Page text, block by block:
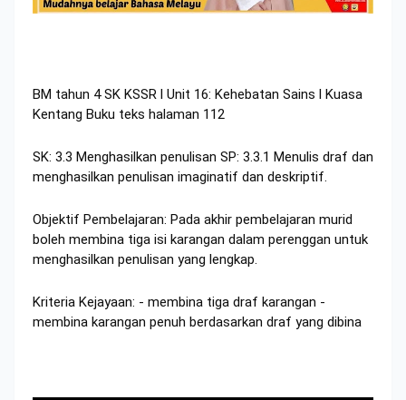
BM tahun 4 SK KSSR l Unit 16: Kehebatan Sains l Kuasa
Kentang Buku teks halaman 112
SK: 3.3 Menghasilkan penulisan SP: 3.3.1 Menulis draf dan
menghasilkan penulisan imaginatif dan deskriptif.
Objektif Pembelajaran: Pada akhir pembelajaran murid
boleh membina tiga isi karangan dalam perenggan untuk
menghasilkan penulisan yang lengkap.
Kriteria Kejayaan: - membina tiga draf karangan -
membina karangan penuh berdasarkan draf yang dibina